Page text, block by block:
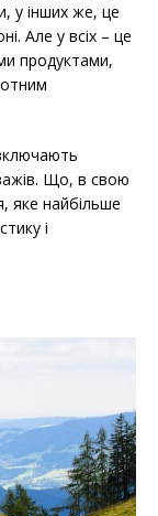
у інших же, це
Але у всіх – це
продуктами,
Що, в свою
яке найбільше
і